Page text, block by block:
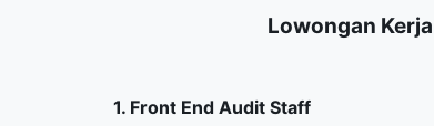
Lowongan
1. Front End Audit Staff